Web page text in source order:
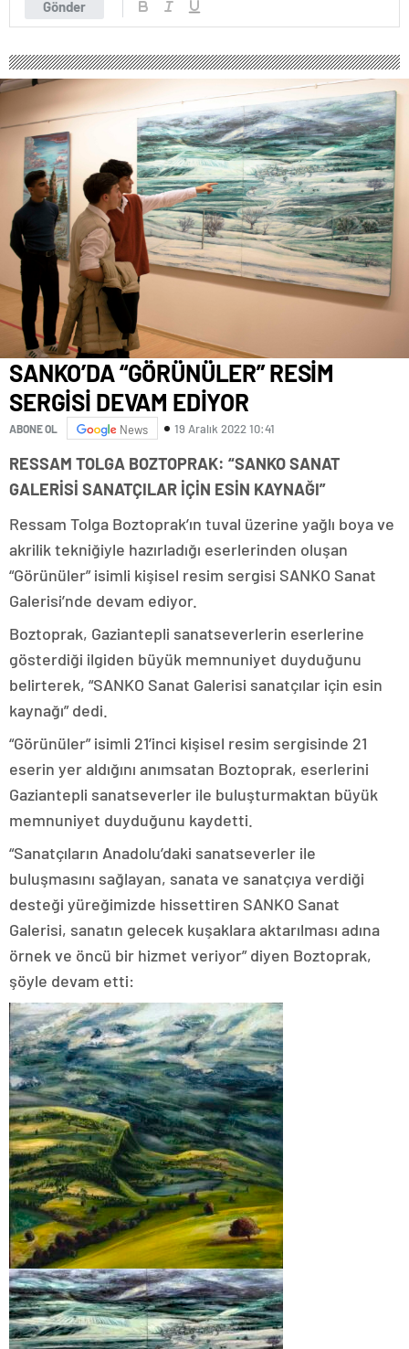
Gönder
SANKO’DA “GÖRÜNÜLER” RESİM
SERGİSİ DEVAM EDİYOR
ABONE OL News 19 Aralık 2022 10:41
RESSAM TOLGA BOZTOPRAK: “SANKO SANAT
GALERİSİ SANATÇILAR İÇİN ESİN KAYNAĞI”
Ressam Tolga Boztoprak’ın tuval üzerine yağlı boya ve
akrilik tekniğiyle hazırladığı eserlerinden oluşan
“Görünüler” isimli kişisel resim sergisi SANKO Sanat
Galerisi’nde devam ediyor.
Boztoprak, Gaziantepli sanatseverlerin eserlerine
gösterdiği ilgiden büyük memnuniyet duyduğunu
belirterek, “SANKO Sanat Galerisi sanatçılar için esin
kaynağı” dedi.
“Görünüler” isimli 21’inci kişisel resim sergisinde 21
eserin yer aldığını anımsatan Boztoprak, eserlerini
Gaziantepli sanatseverler ile buluşturmaktan büyük
memnuniyet duyduğunu kaydetti.
“Sanatçıların Anadolu’daki sanatseverler ile
buluşmasını sağlayan, sanata ve sanatçıya verdiği
desteği yüreğimizde hissettiren SANKO Sanat
Galerisi, sanatın gelecek kuşaklara aktarılması adına
örnek ve öncü bir hizmet veriyor” diyen Boztoprak,
şöyle devam etti: